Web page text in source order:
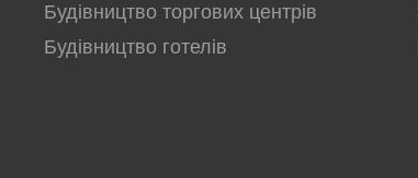
Будівництво торгових центрів
Будівництво готелів